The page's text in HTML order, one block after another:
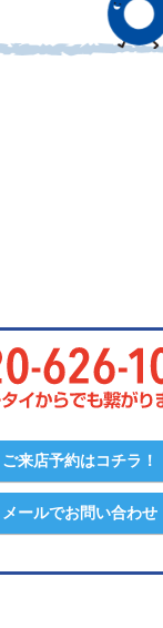
ご来店予約はコチラ！
メールでお問い合わせ